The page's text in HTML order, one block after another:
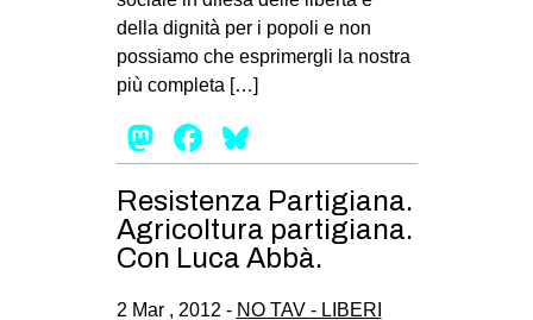
della dignità per i popoli e non
possiamo che esprimergli la nostra
più completa […]
Mastodon
Facebook
Resistenza Partigiana.
Agricoltura partigiana.
Con Luca Abbà.
2 Mar , 2012 - NO TAV - LIBERI